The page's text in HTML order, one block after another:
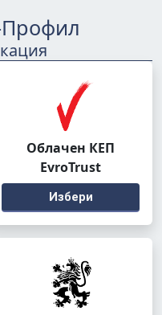
Облачен КЕП
EvroTrust
Избери